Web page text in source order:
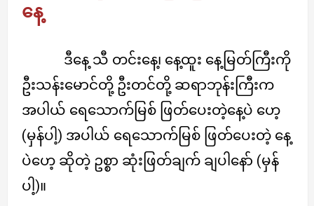
နေ့
ဒီနေ့ သီ တင်းနေ့၊ နေ့ထူး နေ့မြတ်ကြီးကို
ဦးသန်းမောင်တို့ ဦးတင်တို့ ဆရာဘုန်းကြီးက
အပါယ် ရေသောက်မြစ် ဖြတ်ပေးတဲ့နေ့ပဲ ဟေ့
(မှန်ပါ့) အပါယ် ရေသောက်မြစ် ဖြတ်ပေးတဲ့ နေ့
ပဲဟေ့ ဆိုတဲ့ ဥစ္စာ ဆုံးဖြတ်ချက် ချပါနော် (မှန်
ပါ့)။